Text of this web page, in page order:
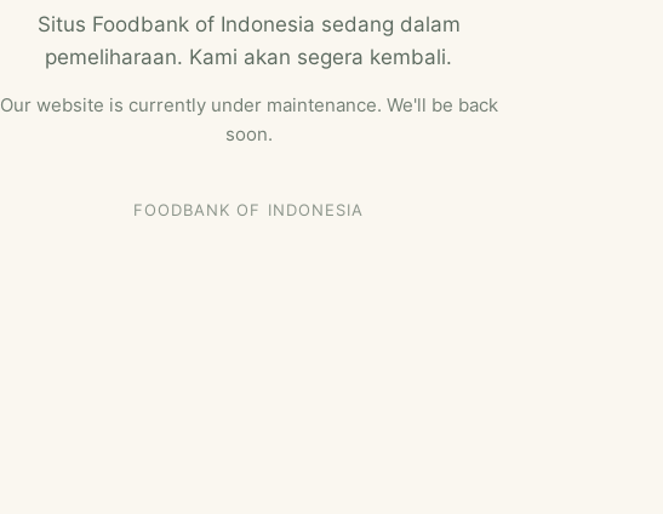
Situs Foodbank of Indonesia sedang dalam
pemeliharaan. Kami akan segera kembali.
Our website is currently under maintenance. We'll be back
soon.
FOODBANK OF INDONESIA